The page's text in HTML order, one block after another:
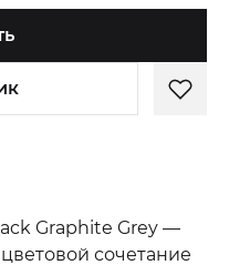
Graphite Grey —
сочетание